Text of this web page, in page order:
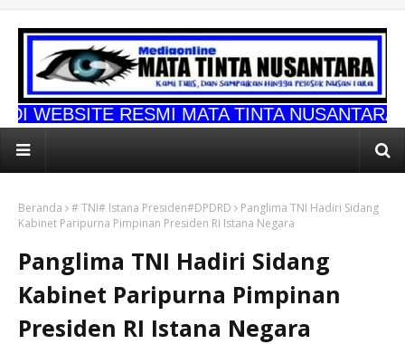
MATA TINTA NUSANTARA
Beranda # TNI# Istana Presiden#DPDRD
Panglima TNI Hadiri Sidang
Kabinet Paripurna Pimpinan Presiden RI Istana Negara
Panglima TNI Hadiri Sidang
Kabinet Paripurna Pimpinan
Presiden RI Istana Negara